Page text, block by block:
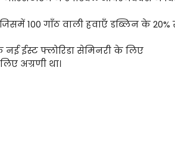
100 गाँठ वाली हवाएँ डब्लिन के 20%
नई ईस्ट फ्लोरिडा सेमिनरी के लिए
अग्रणी था।